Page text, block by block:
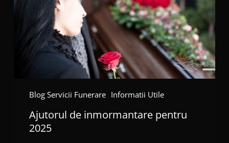
Blog Servicii Funerare Informatii Utile
Ajutorul de inmormantare pentru
2025